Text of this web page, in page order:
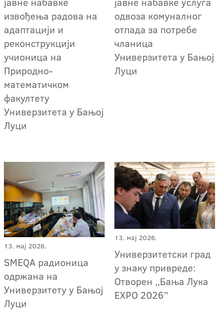
извођења радова на
адаптацији и
реконструкцији
учионица на
Природно-
математичком
факултету
Универзитета у Бањој
Луци
одвоза комуналног
отпада за потребе
чланица
Универзитета у Бањој
Луци
13. мај 2026.
SMEQA радионица
одржана на
Универзитету у Бањој
Луци
13. мај 2026.
Универзитетски град
у знаку привреде:
Отворен ,,Бања Лука
EXPO 2026”